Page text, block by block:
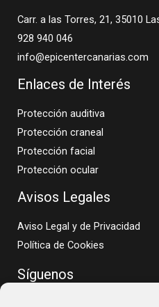
Carr. a las Torres, 21, 35010
928 940 046
info@epicentercanarias.com
Enlaces de Interés
Protección auditiva
Protección craneal
Protección facial
Protección ocular
Avisos Legales
Aviso Legal y de Privacidad
Política de Cookies
Síguenos